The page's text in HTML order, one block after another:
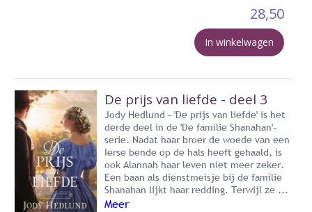
28,50
In winkelwagen
De prijs van liefde - deel 3
Jody Hedlund - 'De prijs van liefde' is het
derde deel in de 'De familie Shanahan'-
serie. Nadat haar broer de woede van een
Ierse bende op de hals heeft gehaald, is
ook Alannah haar leven niet meer zeker.
Een baan als dienstmeisje bij de familie
Shanahan lijkt haar redding. Terwijl ze ...
Meer